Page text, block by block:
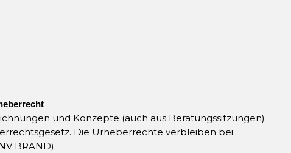
und Konzepte (auch aus Beratungssitzungen)
Die Urheberrechte verbleiben bei
BRAND).